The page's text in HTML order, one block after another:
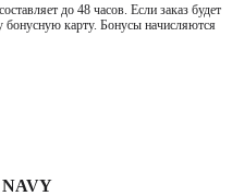
до 48 часов. Если заказ будет
карту. Бонусы начисляются
NAVY